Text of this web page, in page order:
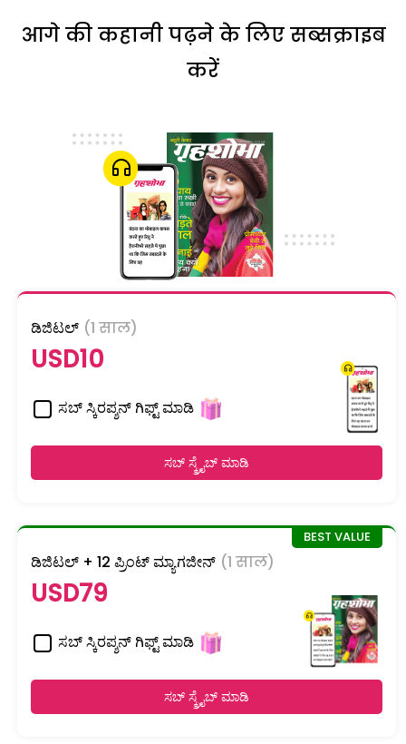
आगे की कहानी पढ़ने के लिए सब्सक्राइब
करें
ಡಿಜಿಟಲ್ (1 साल)
USD10
ಸಬ್ ಸ್ಕಿರಪ್ಶನ್ ಗಿಫ್ಟ್ ಮಾಡಿ
ಸಬ್ ಸ್ಕ್ರೈಬ್ ಮಾಡಿ
ಡಿಜಿಟಲ್ + 12 ಪ್ರಿಂಟ್ ಮ್ಯಾಗಜೀನ್ (1 साल)
USD79
ಸಬ್ ಸ್ಕಿರಪ್ಶನ್ ಗಿಫ್ಟ್ ಮಾಡಿ
ಸಬ್ ಸ್ಕ್ರೈಬ್ ಮಾಡಿ